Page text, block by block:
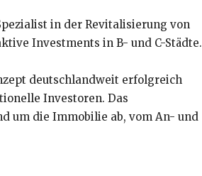
in der Revitalisierung von
Investments in B- und C-Städte.
deutschlandweit erfolgreich
Investoren. Das
um die Immobilie ab, vom An- und